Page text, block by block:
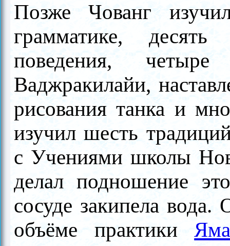
Позже Чованг
грамматике,
поведения,
Ваджракилайи,
рисования тан­ка и
изучил шесть
с Учениями школы
делал подношение
сосуде закипела
объёме практики